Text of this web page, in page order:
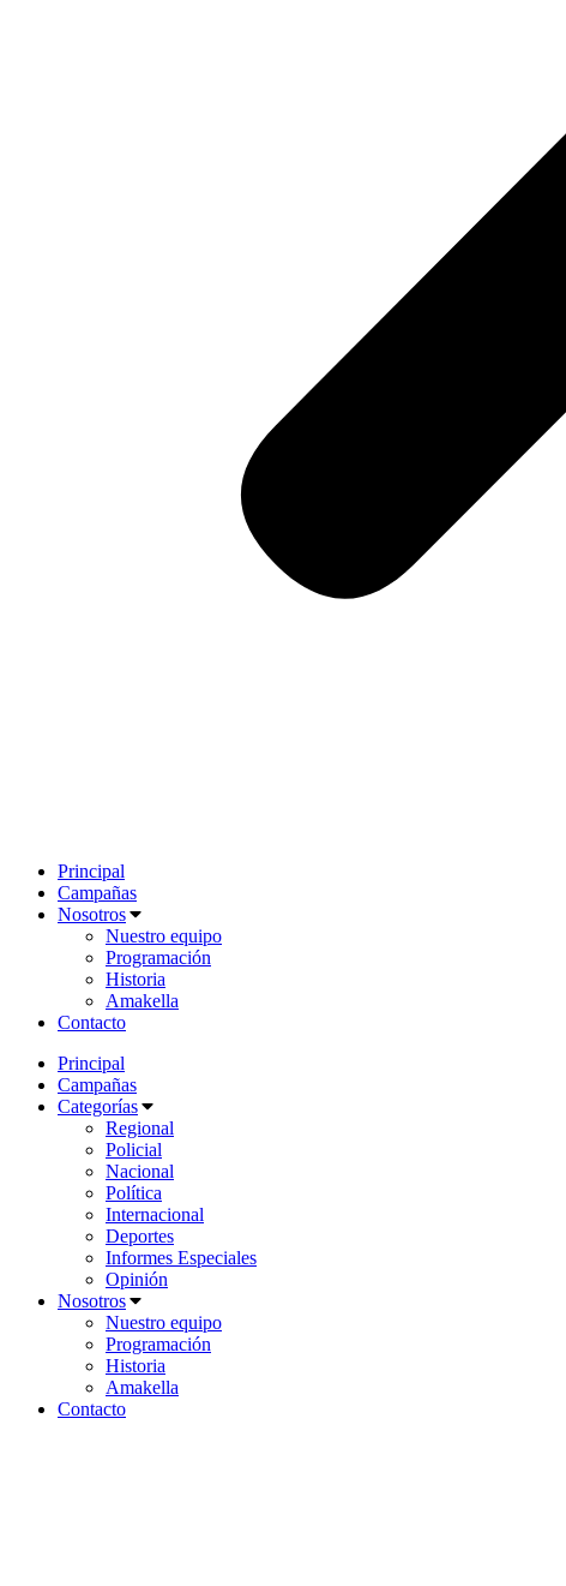
Principal
Campañas
Nosotros
Nuestro equipo
Programación
Historia
Amakella
Contacto
Principal
Campañas
Categorías
Regional
Policial
Nacional
Política
Internacional
Deportes
Informes Especiales
Opinión
Nosotros
Nuestro equipo
Programación
Historia
Amakella
Contacto